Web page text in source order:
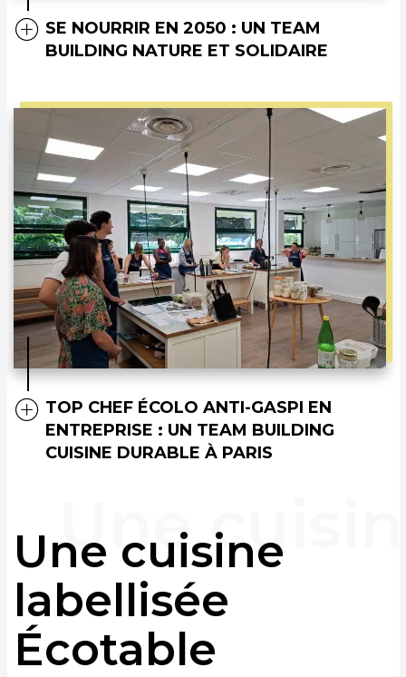
SE NOURRIR EN 2050 : UN TEAM
BUILDING NATURE ET SOLIDAIRE
TOP CHEF ÉCOLO ANTI-GASPI EN
ENTREPRISE : UN TEAM BUILDING
CUISINE DURABLE À PARIS
Une cuisine
labellisée
Écotable